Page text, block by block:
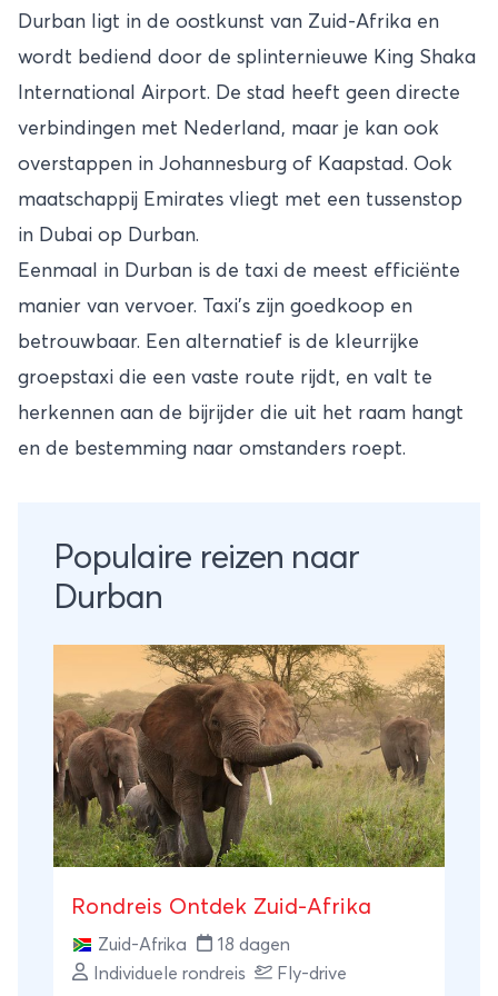
Durban ligt in de oostkunst van Zuid-Afrika en
wordt bediend door de splinternieuwe King Shaka
International Airport. De stad heeft geen directe
verbindingen met Nederland, maar je kan ook
overstappen in Johannesburg of Kaapstad. Ook
maatschappij Emirates vliegt met een tussenstop
in Dubai op Durban.
Eenmaal in Durban is de taxi de meest efficiënte
manier van vervoer. Taxi’s zijn goedkoop en
betrouwbaar. Een alternatief is de kleurrijke
groepstaxi die een vaste route rijdt, en valt te
herkennen aan de bijrijder die uit het raam hangt
en de bestemming naar omstanders roept.
Populaire reizen naar
Durban
Rondreis Ontdek Zuid-Afrika
Zuid-Afrika
18 dagen
Individuele rondreis
Fly-drive